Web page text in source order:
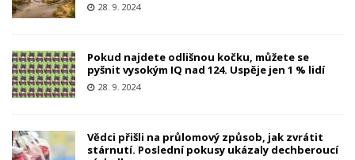
28. 9. 2024
Pokud najdete odlišnou kočku, můžete se
pyšnit vysokým IQ nad 124. Uspěje jen 1 % lidí
28. 9. 2024
Vědci přišli na průlomový způsob, jak zvrátit
stárnutí. Poslední pokusy ukázaly dechberoucí